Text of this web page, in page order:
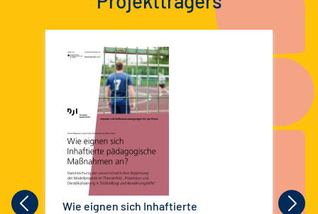
Wie eignen sich Inhaftierte